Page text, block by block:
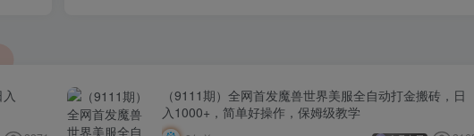
（9111期）全网首发魔兽世界美服全自动打金搬砖，日
入1000+，简单好操作，保姆级教学